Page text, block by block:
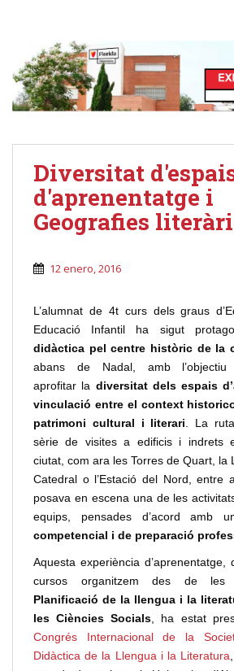
Diversitat
d'aprenentatge i
Geografies
12 enero, 2016
L’alumnat de 4t curs dels graus
Educació Infantil ha sigut
didàctica pel centre històric de la
abans de Nadal, amb l’objectiu
aprofitar la diversitat dels espais
vinculació entre el context
patrimoni cultural i literari. La
sèrie de visites a edificis i indrets
ciutat, com ara les Torres de Quart, la
Catedral o l’Estació del Nord, entre
posava en escena una de les
equips, pensades d’acord amb
competencial i de preparació
Aquesta experiència
cursos organitzem des de les
Planificació de la llengua i la
les Ciències Socials, ha estat
Congrés Internacional de la
Didàctica de la Llengua i la Literatura